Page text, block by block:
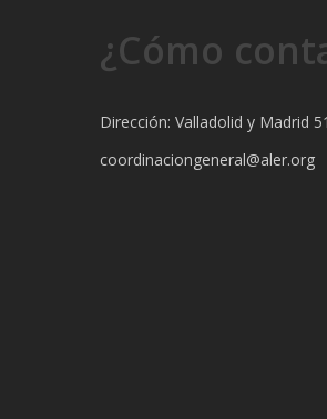
¿Cómo
Dirección: Valladolid y Madrid
coordinaciongeneral@aler.org